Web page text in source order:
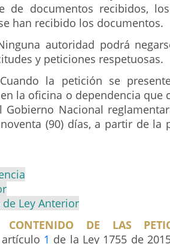
de documentos recibidos,
han recibido los documentos.
autoridad podrá
y peticiones respetuosas.
Cuando la petición se
la oficina o dependencia que
Gobierno Nacional
(90) días, a partir de la
Ley Anterior
DE LAS
1 de la Ley 1755 de